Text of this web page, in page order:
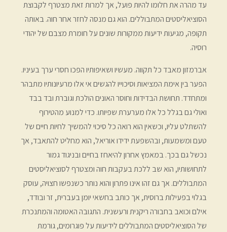
עד מהרה את חלומו להיות פועל, אך למרות זאת מצטרף לקבוצת
הסוציאליסטים המתבוללים. הוא גם מנסה לחזר אחר חוה. באותה
תקופה, מגיעות ידיעות ממקורות שונים על חומרת מצבם של יהודי
רוסיה.
אברמזון מאבד כל תקווה. מעשיו ושאיפותיו הפכו חסרי ערך בעיניו.
הפער בין אימת המציאות וסיכוייו להגשים אי אלו מרעיונותיו מתבהר
ומתחדד. תחושת הבדידות וחוסר האונים הולכת וגוברת ובד בבד
ואולי גם בגלל כל אלו מערערת שפיותו. כדי למנוע מהטירוף
להשתלט עליו, וכשאין הוא רואה כל סיכוי להמשיך לחיות חיים של
טעם ומשמעות, ובהשפעת ידידו אוריאל, הוא מחליט להתאבד, אך
נכשל גם בכך. במאמץ אחרון להיאחז בחיים ובניגוד גמור
לתחושותיו, הוא שב ללכת בעקבות חוה ומצטרף לסוציאליסטים
המתבוללים. אך גם זהו אינו פתרון והוא נותר כשנפשו חצויה, עוסק
בגלוי בפעילות ברוסית, אך כותב בחשאי יומן בעברית, זר ובודד,
אילם וכואב בחבורה ריקנית ורעשנית. התגובה האטומה והמתנכרת
של הסוציאליסטים המתבוללים לידיעות על פוגרומים, גורמת